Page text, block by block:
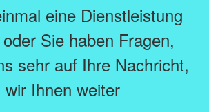
eine Dienstleistung
Sie haben Fragen,
sehr auf Ihre Nachricht,
Ihnen weiter